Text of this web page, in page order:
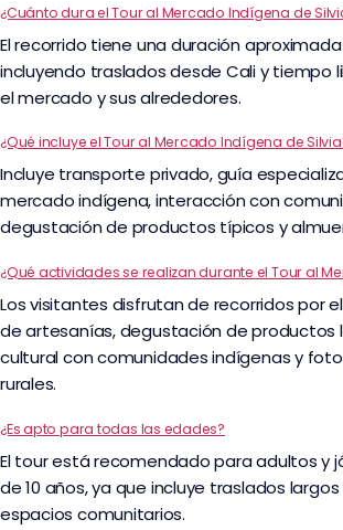
¿Cuánto dura el Tour al Mercado Indígena de
El recorrido tiene una duración
incluyendo traslados desde Cali y tiempo
el mercado y sus alrededores.
¿Qué incluye el Tour al Mercado Indígena de
Incluye transporte privado, guía
mercado indígena, interacción con
degustación de productos típicos y
¿Qué actividades se realizan durante el Tour al
Los visitantes disfrutan de recorridos por
de artesanías, degustación de productos
cultural con comunidades indígenas y
rurales.
¿Es apto para todas las edades?
El tour está recomendado para adultos y
de 10 años, ya que incluye traslados
espacios comunitarios.